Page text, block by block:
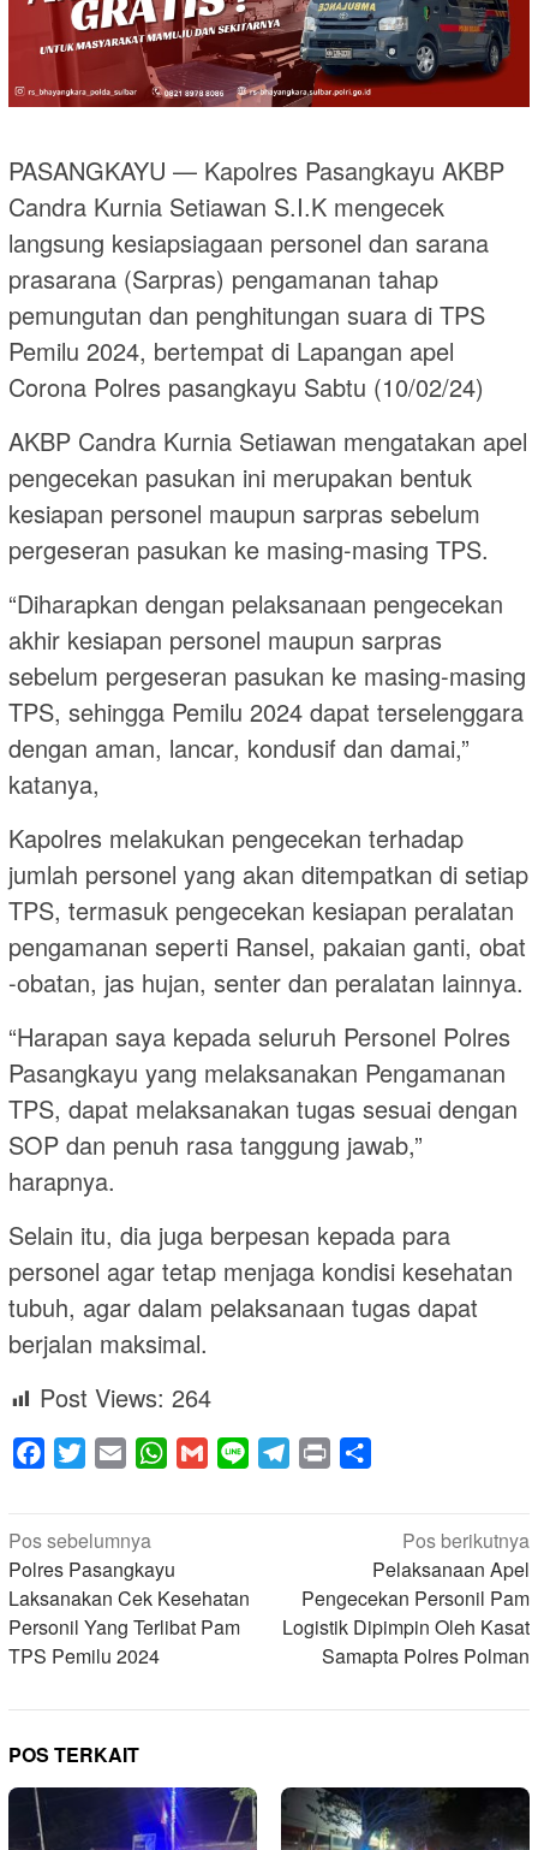
PASANGKAYU — Kapolres Pasangkayu AKBP
Candra Kurnia Setiawan S.I.K mengecek
langsung kesiapsiagaan personel dan sarana
prasarana (Sarpras) pengamanan tahap
pemungutan dan penghitungan suara di TPS
Pemilu 2024, bertempat di Lapangan apel
Corona Polres pasangkayu Sabtu (10/02/24)
AKBP Candra Kurnia Setiawan mengatakan apel
pengecekan pasukan ini merupakan bentuk
kesiapan personel maupun sarpras sebelum
pergeseran pasukan ke masing-masing TPS.
“Diharapkan dengan pelaksanaan pengecekan
akhir kesiapan personel maupun sarpras
sebelum pergeseran pasukan ke masing-masing
TPS, sehingga Pemilu 2024 dapat terselenggara
dengan aman, lancar, kondusif dan damai,”
katanya,
Kapolres melakukan pengecekan terhadap
jumlah personel yang akan ditempatkan di setiap
TPS, termasuk pengecekan kesiapan peralatan
pengamanan seperti Ransel, pakaian ganti, obat
-obatan, jas hujan, senter dan peralatan lainnya.
“Harapan saya kepada seluruh Personel Polres
Pasangkayu yang melaksanakan Pengamanan
TPS, dapat melaksanakan tugas sesuai dengan
SOP dan penuh rasa tanggung jawab,”
harapnya.
Selain itu, dia juga berpesan kepada para
personel agar tetap menjaga kondisi kesehatan
tubuh, agar dalam pelaksanaan tugas dapat
berjalan maksimal.
Post Views: 264
Facebook
Twitter Email WhatsApp
Gmail Line Telegram
Print
Navigasi
pos
Pos sebelumnya
Polres Pasangkayu
Laksanakan Cek Kesehatan
Personil Yang Terlibat Pam
TPS Pemilu 2024
Pos berikutnya
Pelaksanaan Apel
Pengecekan Personil Pam
Logistik Dipimpin Oleh Kasat
Samapta Polres Polman
POS TERKAIT